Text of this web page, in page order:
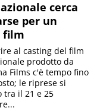
cerca
per un
film
al casting del film
prodotto da
Films c'è tempo fino
le riprese si
tra il 21 e 25